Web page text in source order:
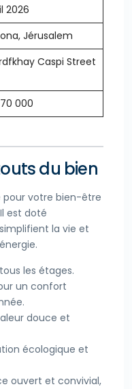
2026
Jérusalem
Caspi Street
000
du bien
votre bien-être
est doté
la vie et
les étages.
un confort
douce et
écologique et
ouvert et convivial,